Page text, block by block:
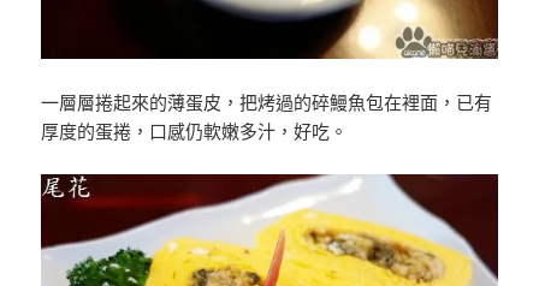
一層層捲起來的薄蛋皮，把烤過的碎鰻魚包在裡面，已有
厚度的蛋捲，口感仍軟嫩多汁，好吃。